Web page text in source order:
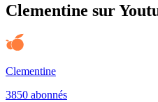
Clementine sur
Clementine
3850 abonnés